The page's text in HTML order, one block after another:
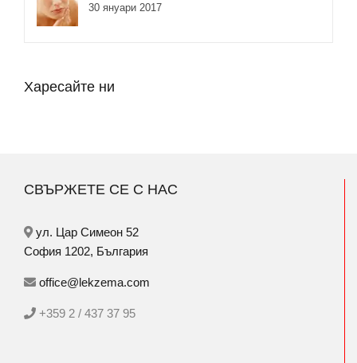
30 януари 2017
Харесайте ни
СВЪРЖЕТЕ СЕ С НАС
ул. Цар Симеон 52
София 1202, България
office@lekzema.com
+359 2 / 437 37 95